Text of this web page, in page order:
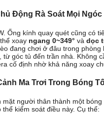
Động Rà Soát Mọi Ngóc
Ống kính quay quét cũng có
xoay ngang 0~349° và dọc
đang chơi ở đâu trong
góc tủ đến trần nhà. Không
cố định nhờ khả năng xoay
Ma Trơi Trong Bóng
người thân thành một
kiểm soát điều này. Cụ thể: